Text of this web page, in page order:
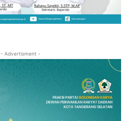
- Advertisment -